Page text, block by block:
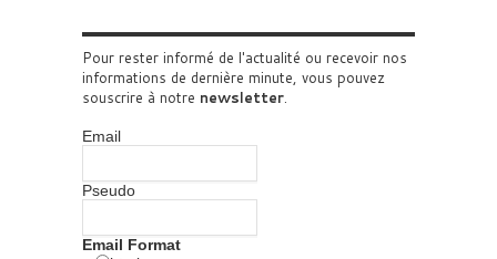
Pour rester informé de l'actualité ou recevoir nos
informations de dernière minute, vous pouvez
souscrire à notre newsletter.
Email
Pseudo
Email Format